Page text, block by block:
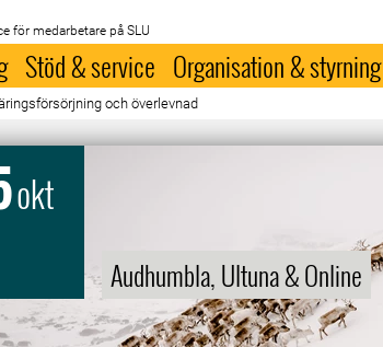
för medarbetare på SLU
Stöd & service Organisation & styrning
och överlevnad
okt
Audhumbla, Ultuna & Online